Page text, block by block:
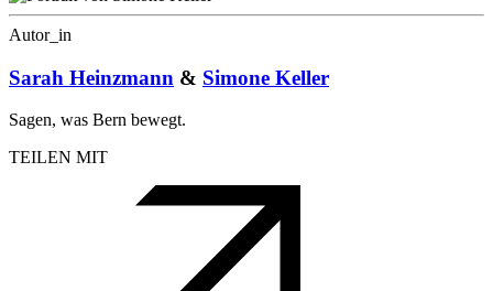
Autor_in
Sarah Heinzmann & Simone Keller
Sagen, was Bern bewegt.
TEILEN MIT